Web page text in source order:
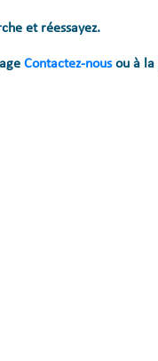
et réessayez.
Contactez-nousou à la